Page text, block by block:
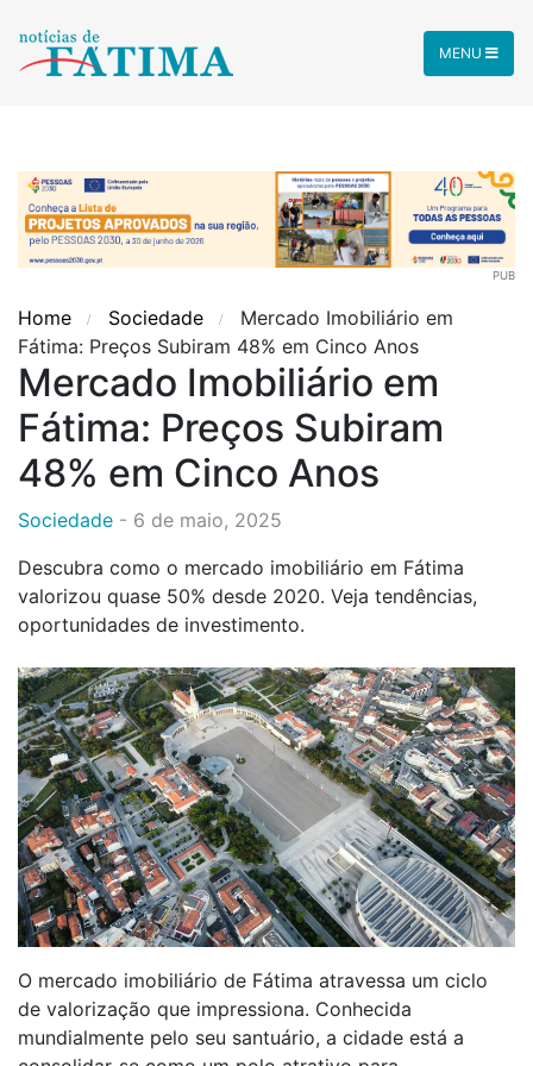
MENU
PUB
Home Sociedade
Mercado Imobiliário em
Fátima: Preços Subiram 48% em Cinco Anos
Mercado Imobiliário em
Fátima: Preços Subiram
48% em Cinco Anos
Sociedade - 6 de maio, 2025
Descubra como o mercado imobiliário em Fátima
valorizou quase 50% desde 2020. Veja tendências,
oportunidades de investimento.
O mercado imobiliário de Fátima atravessa um ciclo
de valorização que impressiona. Conhecida
mundialmente pelo seu santuário, a cidade está a